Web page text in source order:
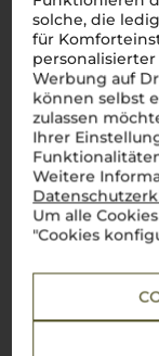
solche, die
für
Werbung auf
können selbst
zulassen
Ihrer
Weitere
Um alle
"Cookies